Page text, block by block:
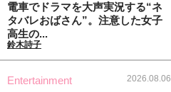
電車でドラマを大声実況する“ネ
タバレおばさん”。注意した女子
高生の...
鈴木詩子
Entertainment 2026.08.06